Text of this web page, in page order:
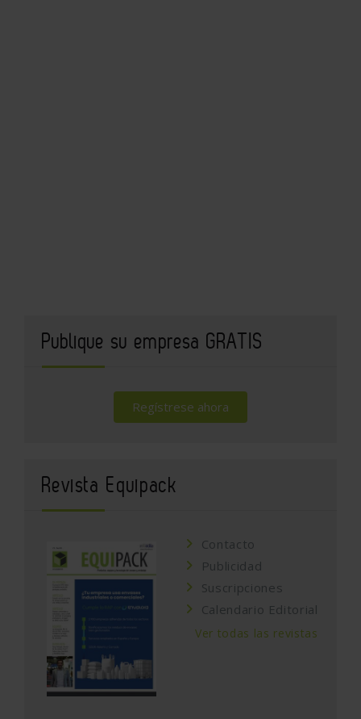
Publique su empresa GRATIS
Regístrese ahora
Revista Equipack
Contacto
Publicidad
Suscripciones
Calendario Editorial
Ver todas las revistas